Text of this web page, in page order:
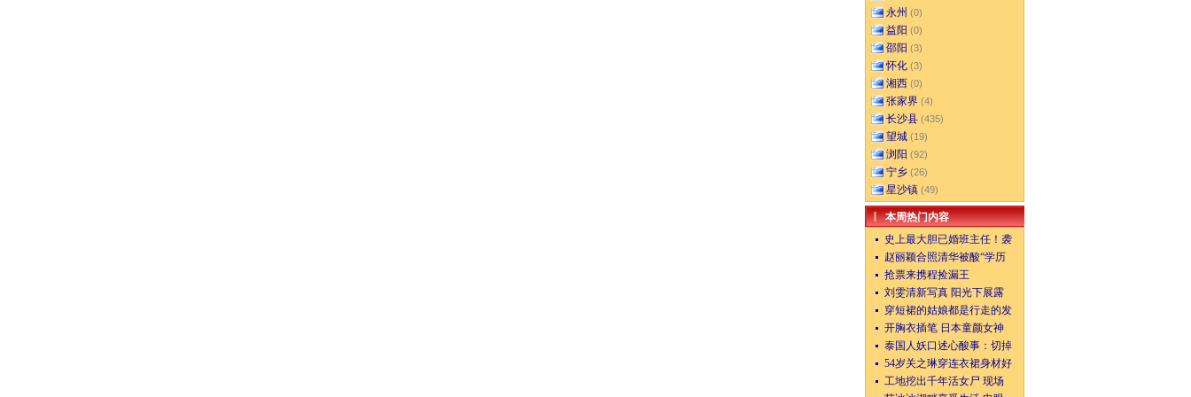
永州 (0)
益阳 (0)
邵阳 (3)
怀化 (3)
湘西 (0)
张家界 (4)
长沙县 (435)
望城 (19)
浏阳 (92)
宁乡 (26)
星沙镇 (49)
本周热门内容
史上最大胆已婚班主任！袭
赵丽颖合照清华被酸“学历
抢票来携程捡漏王
刘雯清新写真 阳光下展露
穿短裙的姑娘都是行走的发
开胸衣插笔 日本童颜女神
泰国人妖口述心酸事：切掉
54岁关之琳穿连衣裙身材好
工地挖出千年活女尸 现场